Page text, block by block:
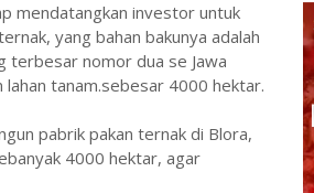
mendatangkan investor untuk
yang bahan bakunya adalah
terbesar nomor dua se Jawa
tanam.sebesar 4000 hektar.
pabrik pakan ternak di Blora,
4000 hektar, agar